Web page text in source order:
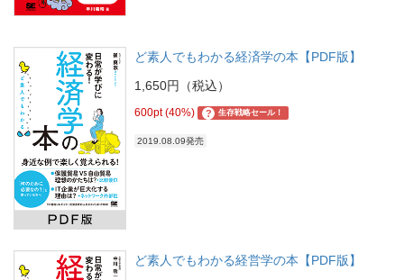
ど素人でもわかる経済学の本【PDF版】
1,650円（税込）
600pt (40%) ? 生存戦略セール！
2019.08.09発売
ど素人でもわかる経営学の本【PDF版】